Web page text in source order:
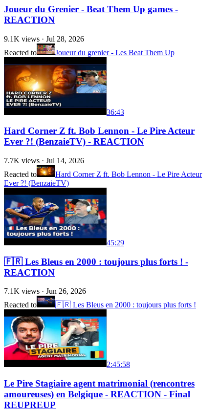
Joueur du Grenier - Beat Them Up games -
REACTION
9.1K views · Jul 28, 2026
Reacted to
Joueur du grenier - Les Beat Them Up
36:43
Hard Corner Z ft. Bob Lennon - Le Pire Acteur
Ever ?! (BenzaieTV) - REACTION
7.7K views · Jul 14, 2026
Reacted to
Hard Corner Z ft. Bob Lennon - Le Pire Acteur
Ever ?! (BenzaieTV)
45:29
🇫🇷 Les Bleus en 2000 : toujours plus forts ! -
REACTION
7.1K views · Jun 26, 2026
Reacted to
🇫🇷 Les Bleus en 2000 : toujours plus forts !
2:45:58
Le Pire Stagiaire agent matrimonial (rencontres
amoureuses) en Belgique - REACTION - Final
REUPREUP